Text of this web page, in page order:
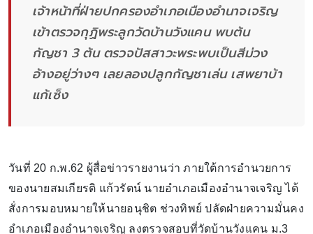
เจ้าหน้าที่ฝ่ายปกครองอำเภอเมืองอำนาจเจริญ
เข้าตรวจกุฏิพระลูกวัดบ้านวังแคน พบต้น
กัญชา 3 ต้น ตรวจปัสสาวะพระพบเป็นสีม่วง
อ้างอยู่ว่างๆ เลยลองปลูกกัญชาเล่น เสพยาบ้า
แก้เซ็ง
วันที่ 20 ก.พ.62 ผู้สื่อข่าวรายงานว่า ภายใต้การอำนวยการ
ของนายสมเกียรติ แก้วรัตน์ นายอำเภอเมืองอำนาจเจริญ ได้
สั่งการมอบหมายให้นายอนุชิต ช่วงทิพย์ ปลัดฝ่ายความมั่นคง
อำเภอเมืองอำนาจเจริญ ลงตรวจสอบที่วัดบ้านวังแคน ม.3